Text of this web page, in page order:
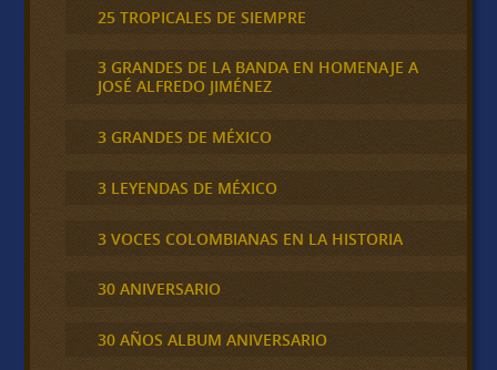
25 TROPICALES DE SIEMPRE
3 GRANDES DE LA BANDA EN HOMENAJE A
JOSÉ ALFREDO JIMÉNEZ
3 GRANDES DE MÉXICO
3 LEYENDAS DE MÉXICO
3 VOCES COLOMBIANAS EN LA HISTORIA
30 ANIVERSARIO
30 AÑOS ALBUM ANIVERSARIO